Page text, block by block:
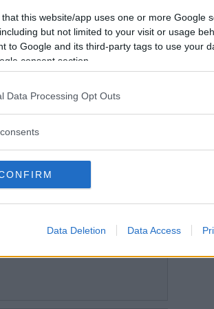
that this website/app uses one or more Google
but not limited to your visit or usage
to Google and its third-party tags to use your
consent section.
Data Processing Opt Outs
Data Deletion Data Access
Vill